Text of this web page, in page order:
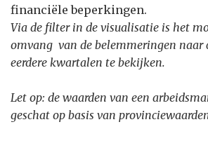
financiële beperkingen.
Via de filter in de visualisatie is het
omvang van de belemmeringen naar
eerdere kwartalen te bekijken.
Let op: de waarden van een
geschat op basis van